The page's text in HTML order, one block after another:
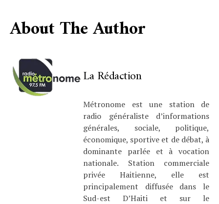
About The Author
La Rédaction
Métronome est une station de
radio généraliste d’informations
générales, sociale, politique,
économique, sportive et de débat, à
dominante parlée et à vocation
nationale. Station commerciale
privée Haitienne, elle est
principalement diffusée dans le
Sud-est D’Haiti et sur le